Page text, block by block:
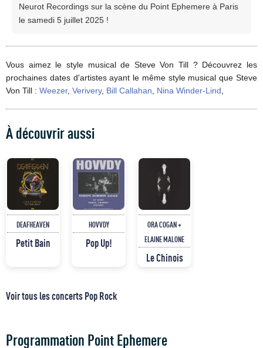
Neurot Recordings sur la scène du Point Ephemere à Paris
le samedi 5 juillet 2025 !
Vous aimez le style musical de Steve Von Till ? Découvrez les
prochaines dates d'artistes ayant le même style musical que Steve
Von Till : Weezer, Verivery, Bill Callahan Nina Winder-Lind
À découvrir aussi
DEAFHEAVEN
Petit Bain
HOVVDY
Pop Up!
ORA COGAN +
ELAINE MALONE
Le Chinois
Voir tous les concerts Pop Rock
Programmation Point Ephemere